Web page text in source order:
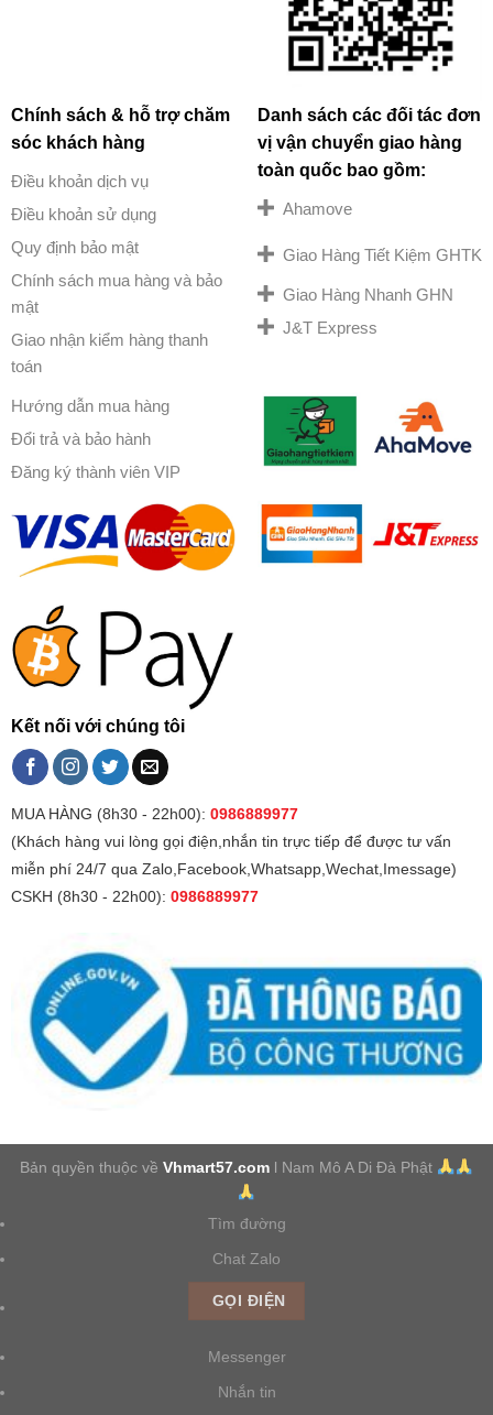
Chính sách & hỗ trợ chăm
sóc khách hàng
Điều khoản dịch vụ
Điều khoản sử dụng
Quy định bảo mật
Chính sách mua hàng và bảo
mật
Giao nhận kiểm hàng thanh
toán
Hướng dẫn mua hàng
Đổi trả và bảo hành
Đăng ký thành viên VIP
Danh sách các đối tác đơn
vị vận chuyển giao hàng
toàn quốc bao gồm:
Ahamove
Giao Hàng Tiết Kiệm GHTK
Giao Hàng Nhanh GHN
J&T Express
Kết nối với chúng tôi
MUA HÀNG (8h30 - 22h00): 0986889977
(Khách hàng vui lòng gọi điện,nhắn tin trực tiếp để được tư vấn
miễn phí 24/7 qua Zalo,Facebook,Whatsapp,Wechat,Imessage)
CSKH (8h30 - 22h00): 0986889977
Bản quyền thuộc vềVhmart57.com l Nam Mô A Di Đà Phật
Tìm đường
Chat Zalo
GỌI ĐIỆN
Messenger
Nhắn tin